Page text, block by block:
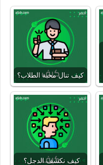
كيف تنال محبة الطلاب؟
كيف نكشف الدجل؟